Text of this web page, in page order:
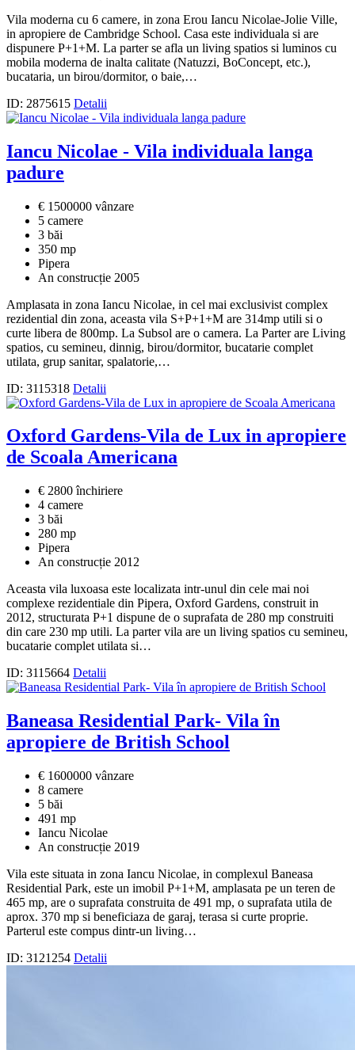
Vila moderna cu 6 camere, in zona Erou Iancu Nicolae-Jolie Ville,
in apropiere de Cambridge School. Casa este individuala si are
dispunere P+1+M. La parter se afla un living spatios si luminos cu
mobila moderna de inalta calitate (Natuzzi, BoConcept, etc.),
bucataria, un birou/dormitor, o baie,…
ID: 2875615 Detalii
Iancu Nicolae - Vila individuala langa
padure
€ 1500000 vânzare
5 camere
3 băi
350 mp
Pipera
An construcție 2005
Amplasata in zona Iancu Nicolae, in cel mai exclusivist complex
rezidential din zona, aceasta vila S+P+1+M are 314mp utili si o
curte libera de 800mp. La Subsol are o camera. La Parter are Living
spatios, cu semineu, dinnig, birou/dormitor, bucatarie complet
utilata, grup sanitar, spalatorie,…
ID: 3115318 Detalii
Oxford Gardens-Vila de Lux in apropiere
de Scoala Americana
€ 2800 închiriere
4 camere
3 băi
280 mp
Pipera
An construcție 2012
Aceasta vila luxoasa este localizata intr-unul din cele mai noi
complexe rezidentiale din Pipera, Oxford Gardens, construit in
2012, structurata P+1 dispune de o suprafata de 280 mp construiti
din care 230 mp utili. La parter vila are un living spatios cu semineu,
bucatarie complet utilata si…
ID: 3115664 Detalii
Baneasa Residential Park- Vila în
apropiere de British School
€ 1600000 vânzare
8 camere
5 băi
491 mp
Iancu Nicolae
An construcție 2019
Vila este situata in zona Iancu Nicolae, in complexul Baneasa
Residential Park, este un imobil P+1+M, amplasata pe un teren de
465 mp, are o suprafata construita de 491 mp, o suprafata utila de
aprox. 370 mp si beneficiaza de garaj, terasa si curte proprie.
Parterul este compus dintr-un living…
ID: 3121254 Detalii